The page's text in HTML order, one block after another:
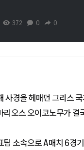
372 0 0
사경을 헤매던 그리스
리오스 오이코노무가 결
팀 소속으로 A매치 6경기